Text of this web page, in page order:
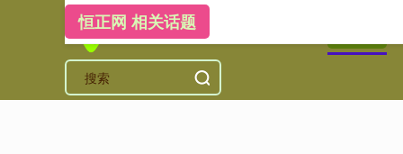
恒正网 相关话题